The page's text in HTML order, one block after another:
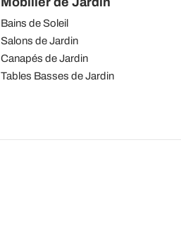
Bains de Soleil
Salons de Jardin
Canapés de Jardin
Tables Basses de Jardin